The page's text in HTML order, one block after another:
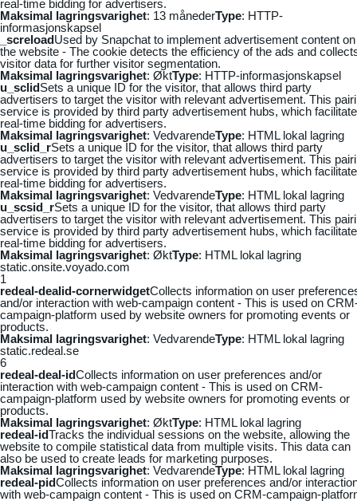
real-time bidding for advertisers.
Maksimal lagringsvarighet: 13 månederType: HTTP-
informasjonskapsel
_screloadUsed by Snapchat to implement advertisement content on
the website - The cookie detects the efficiency of the ads and
visitor data for further visitor segmentation.
Maksimal lagringsvarighet: ØktType: HTTP-informasjonskapsel
u_sclidSets a unique ID for the visitor, that allows third party
advertisers to target the visitor with relevant advertisement. This
service is provided by third party advertisement hubs, which
real-time bidding for advertisers.
Maksimal lagringsvarighet: VedvarendeType: HTML lokal lagring
u_sclid_rSets a unique ID for the visitor, that allows third party
advertisers to target the visitor with relevant advertisement. This
service is provided by third party advertisement hubs, which
real-time bidding for advertisers.
Maksimal lagringsvarighet: VedvarendeType: HTML lokal lagring
u_scsid_rSets a unique ID for the visitor, that allows third party
advertisers to target the visitor with relevant advertisement. This
service is provided by third party advertisement hubs, which
real-time bidding for advertisers.
Maksimal lagringsvarighet: ØktType: HTML lokal lagring
static.onsite.voyado.com
1
redeal-dealid-cornerwidgetCollects information on user
and/or interaction with web-campaign content - This is used on
campaign-platform used by website owners for promoting events or
products.
Maksimal lagringsvarighet: VedvarendeType: HTML lokal lagring
static.redeal.se
6
redeal-deal-idCollects information on user preferences and/or
interaction with web-campaign content - This is used on CRM-
campaign-platform used by website owners for promoting events or
products.
Maksimal lagringsvarighet: ØktType: HTML lokal lagring
redeal-idTracks the individual sessions on the website, allowing the
website to compile statistical data from multiple visits. This data can
also be used to create leads for marketing purposes.
Maksimal lagringsvarighet: VedvarendeType: HTML lokal lagring
redeal-pidCollects information on user preferences and/or
with web-campaign content - This is used on CRM-campaign-